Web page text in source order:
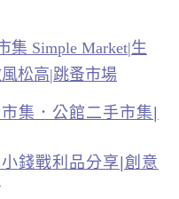
集 Simple Market|生
松高|跳蚤市場
集．公館二手市集|
錢戰利品分享|創意